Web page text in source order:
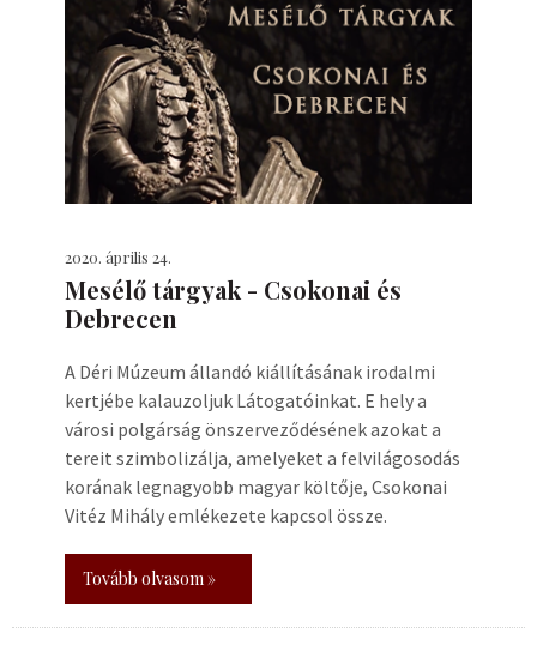
2020. április 24.
Mesélő tárgyak - Csokonai és
Debrecen
A Déri Múzeum állandó kiállításának irodalmi
kertjébe kalauzoljuk Látogatóinkat. E hely a
városi polgárság önszerveződésének azokat a
tereit szimbolizálja, amelyeket a felvilágosodás
korának legnagyobb magyar költője, Csokonai
Vitéz Mihály emlékezete kapcsol össze.
Tovább olvasom »